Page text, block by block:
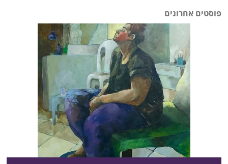
פוסטים אחרונים